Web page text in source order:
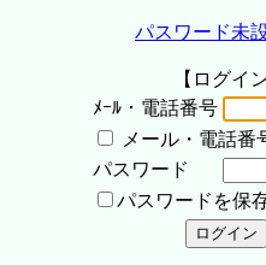
パスワード未
【ログイ
ﾒｰﾙ・電話番号
メール・電話番
パスワード
パスワードを保